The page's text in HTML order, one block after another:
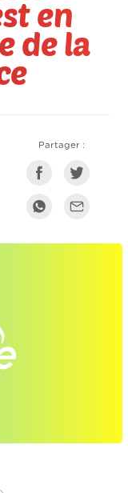
en
de la
Partager :